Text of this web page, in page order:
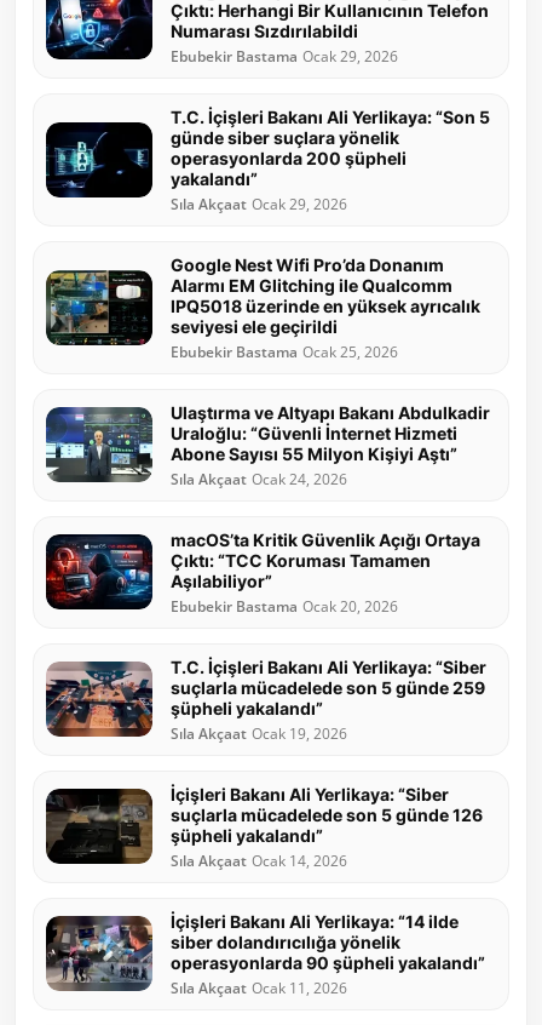
Çıktı: Herhangi Bir Kullanıcının Telefon
Numarası Sızdırılabildi
Ebubekir Bastama Ocak 29, 2026
T.C. İçişleri Bakanı Ali Yerlikaya: “Son 5
günde siber suçlara yönelik
operasyonlarda 200 şüpheli
yakalandı”
Sıla Akçaat Ocak 29, 2026
Google Nest Wifi Pro’da Donanım
Alarmı EM Glitching ile Qualcomm
IPQ5018 üzerinde en yüksek ayrıcalık
seviyesi ele geçirildi
Ebubekir Bastama Ocak 25, 2026
Ulaştırma ve Altyapı Bakanı Abdulkadir
Uraloğlu: “Güvenli İnternet Hizmeti
Abone Sayısı 55 Milyon Kişiyi Aştı”
Sıla Akçaat Ocak 24, 2026
macOS’ta Kritik Güvenlik Açığı Ortaya
Çıktı: “TCC Koruması Tamamen
Aşılabiliyor”
Ebubekir Bastama Ocak 20, 2026
T.C. İçişleri Bakanı Ali Yerlikaya: “Siber
suçlarla mücadelede son 5 günde 259
şüpheli yakalandı”
Sıla Akçaat Ocak 19, 2026
İçişleri Bakanı Ali Yerlikaya: “Siber
suçlarla mücadelede son 5 günde 126
şüpheli yakalandı”
Sıla Akçaat Ocak 14, 2026
İçişleri Bakanı Ali Yerlikaya: “14 ilde
siber dolandırıcılığa yönelik
operasyonlarda 90 şüpheli yakalandı”
Sıla Akçaat Ocak 11, 2026